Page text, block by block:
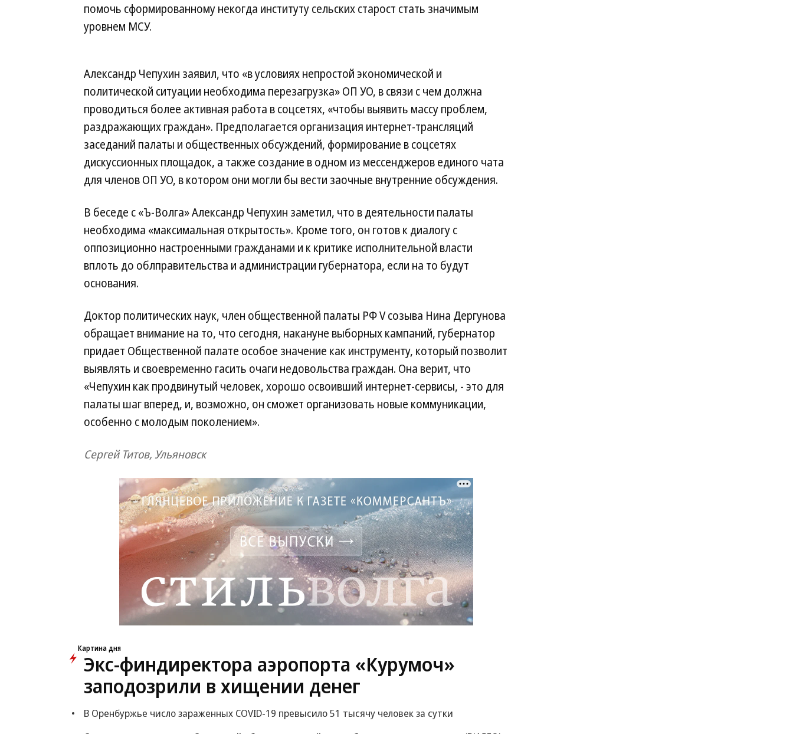
помочь сформированному некогда институту сельских старост стать значимым
уровнем МСУ.
Александр Чепухин заявил, что «в условиях непростой экономической и
политической ситуации необходима перезагрузка» ОП УО, в связи с чем должна
проводиться более активная работа в соцсетях, «чтобы выявить массу проблем,
раздражающих граждан». Предполагается организация интернет-трансляций
заседаний палаты и общественных обсуждений, формирование в соцсетях
дискуссионных площадок, а также создание в одном из мессенджеров единого чата
для членов ОП УО, в котором они могли бы вести заочные внутренние обсуждения.
В беседе с «Ъ-Волга» Александр Чепухин заметил, что в деятельности палаты
необходима «максимальная открытость». Кроме того, он готов к диалогу с
оппозиционно настроенными гражданами и к критике исполнительной власти
вплоть до облправительства и администрации губернатора, если на то будут
основания.
Доктор политических наук, член общественной палаты РФ V созыва Нина Дергунова
обращает внимание на то, что сегодня, накануне выборных кампаний, губернатор
придает Общественной палате особое значение как инструменту, который позволит
выявлять и своевременно гасить очаги недовольства граждан. Она верит, что
«Чепухин как продвинутый человек, хорошо освоивший интернет-сервисы, - это для
палаты шаг вперед, и, возможно, он сможет организовать новые коммуникации,
особенно с молодым поколением».
Сергей Титов, Ульяновск
Картина дня
Экс-финдиректора аэропорта «Курумоч»
заподозрили в хищении денег
В Оренбуржье число зараженных COVID-19 превысило 51 тысячу человек за сутки